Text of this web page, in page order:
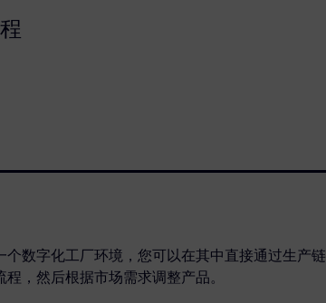
数字化工厂环境，您可以在其中直接通过生产链
，然后根据市场需求调整产品。